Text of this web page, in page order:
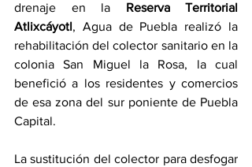
drenaje en la Reserva Territorial
Atlixcáyotl, Agua de Puebla realizó la
rehabilitación del colector sanitario en la
colonia San Miguel la Rosa, la cual
benefició a los residentes y comercios
de esa zona del sur poniente de Puebla
Capital.
La sustitución del colector para desfogar